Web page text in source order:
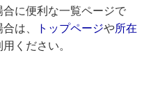
合に便利な一覧ページで
は、
トップページや所在
ください。